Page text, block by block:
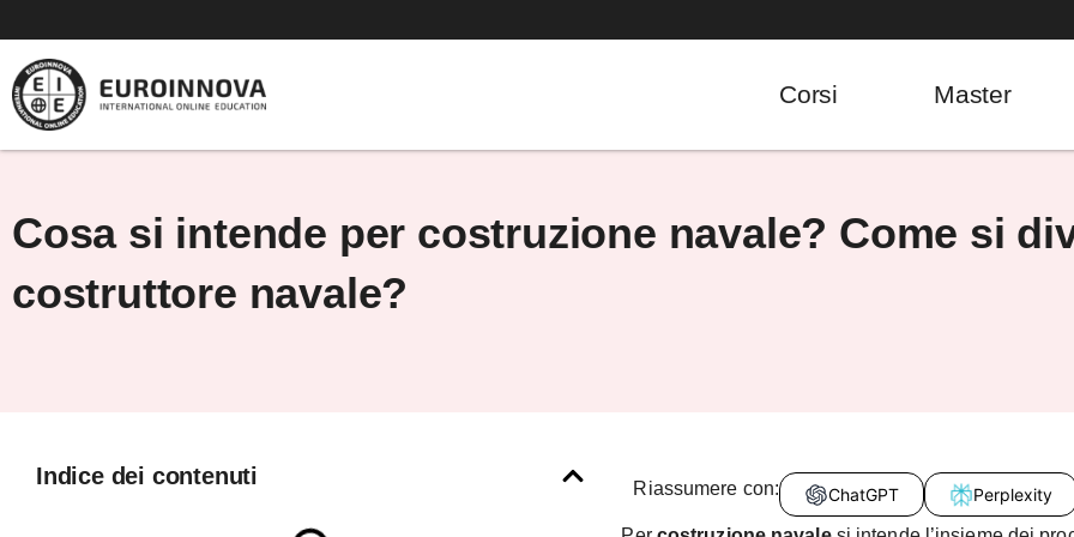
al
contenuto
Corsi Master
Cosa si intende per costruzione navale? Come si
costruttore navale?
Indice dei contenuti Riassumere con: ChatGPT Perplexity